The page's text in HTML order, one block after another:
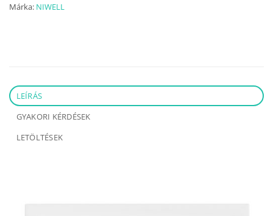
Márka: NIWELL
LEÍRÁS
GYAKORI KÉRDÉSEK
LETÖLTÉSEK